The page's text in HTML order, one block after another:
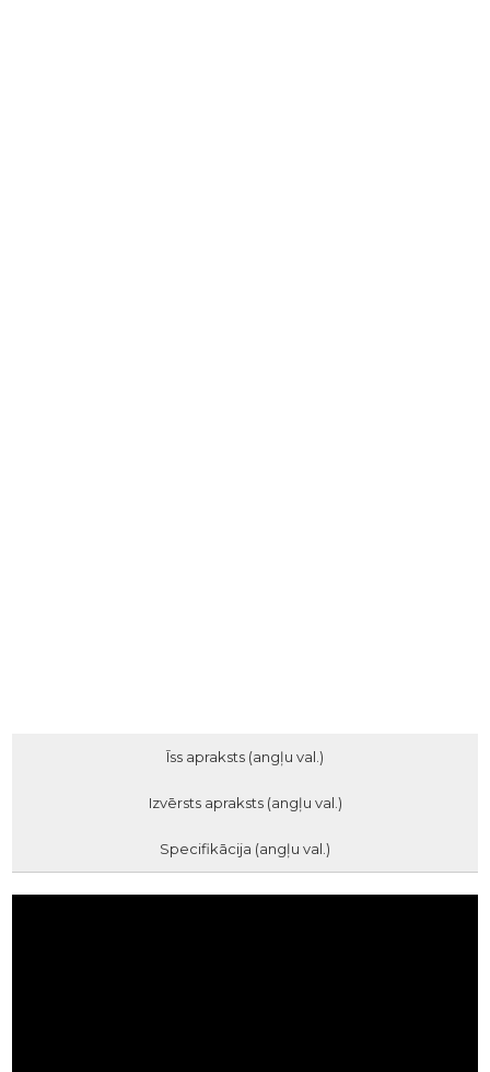
Īss apraksts (angļu val.)
Izvērsts apraksts (angļu val.)
Specifikācija (angļu val.)